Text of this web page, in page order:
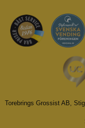
Torebrings Grossist AB,